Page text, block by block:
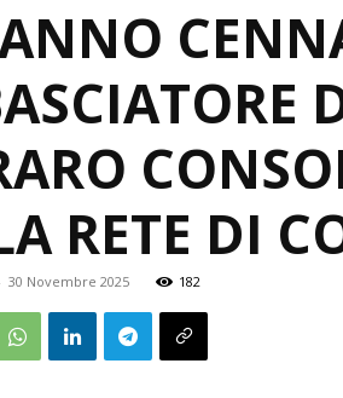
RETE DI
30 Novembre 2025 182